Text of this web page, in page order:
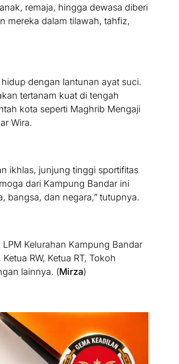
remaja, hingga dewasa diberi
mereka dalam tilawah, tahfiz,
dengan lantunan ayat suci.
tertanam kuat di tengah
kota seperti Maghrib Mengaji
Wira.
ikhlas, junjung tinggi sportifitas
dari Kampung Bandar ini
bangsa, dan negara,” tutupnya.
Kelurahan Kampung Bandar
RW, Ketua RT, Tokoh
lainnya. (Mirza)